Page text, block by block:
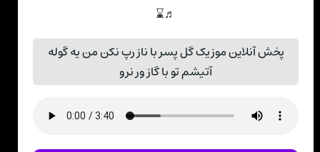
♬⌛
پخش آنلاین موزیک گل پسر با ناز رپ نکن من یه گوله
آتیشم تو با گاز ور نرو